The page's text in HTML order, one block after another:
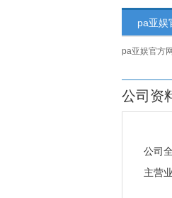
pa亚娱
pa亚娱官方
公司资
公司
主营